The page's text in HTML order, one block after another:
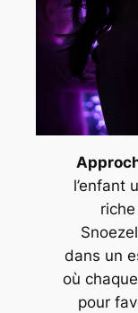
l’enfant
dans un
où
pour